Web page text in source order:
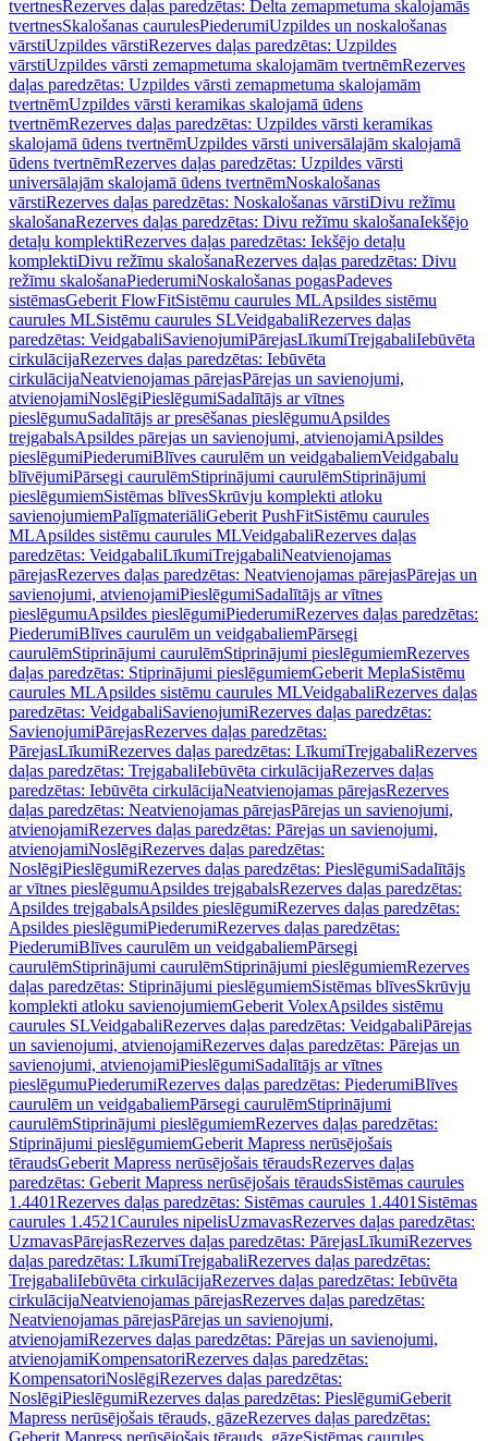
tvertnesRezerves daļas paredzētas: Delta zemapmetuma skalojamās
tvertnesSkalošanas caurulesPiederumiUzpildes un noskalošanas
vārstiUzpildes vārstiRezerves daļas paredzētas: Uzpildes
vārstiUzpildes vārsti zemapmetuma skalojamām tvertnēmRezerves
daļas paredzētas: Uzpildes vārsti zemapmetuma skalojamām
tvertnēmUzpildes vārsti keramikas skalojamā ūdens
tvertnēmRezerves daļas paredzētas: Uzpildes vārsti keramikas
skalojamā ūdens tvertnēmUzpildes vārsti universālajām skalojamā
ūdens tvertnēmRezerves daļas paredzētas: Uzpildes vārsti
universālajām skalojamā ūdens tvertnēmNoskalošanas
vārstiRezerves daļas paredzētas: Noskalošanas vārstiDivu režīmu
skalošanaRezerves daļas paredzētas: Divu režīmu skalošanaIekšējo
detaļu komplektiRezerves daļas paredzētas: Iekšējo detaļu
komplektiDivu režīmu skalošanaRezerves daļas paredzētas: Divu
režīmu skalošanaPiederumiNoskalošanas pogasPadeves
sistēmasGeberit FlowFitSistēmu caurules MLApsildes sistēmu
caurules MLSistēmu caurules SLVeidgabaliRezerves daļas
paredzētas: VeidgabaliSavienojumiPārejasLīkumiTrejgabaliIebūvēta
cirkulācijaRezerves daļas paredzētas: Iebūvēta
cirkulācijaNeatvienojamas pārejasPārejas un savienojumi,
atvienojamiNoslēgiPieslēgumiSadalītājs ar vītnes
pieslēgumuSadalītājs ar presēšanas pieslēgumuApsildes
trejgabalsApsildes pārejas un savienojumi, atvienojamiApsildes
pieslēgumiPiederumiBlīves caurulēm un veidgabaliemVeidgabalu
blīvējumiPārsegi caurulēmStiprinājumi caurulēmStiprinājumi
pieslēgumiemSistēmas blīvesSkrūvju komplekti atloku
savienojumiemPalīgmateriāliGeberit PushFitSistēmu caurules
MLApsildes sistēmu caurules MLVeidgabaliRezerves daļas
paredzētas: VeidgabaliLīkumiTrejgabaliNeatvienojamas
pārejasRezerves daļas paredzētas: Neatvienojamas pārejasPārejas un
savienojumi, atvienojamiPieslēgumiSadalītājs ar vītnes
pieslēgumuApsildes pieslēgumiPiederumiRezerves daļas paredzētas:
PiederumiBlīves caurulēm un veidgabaliemPārsegi
caurulēmStiprinājumi caurulēmStiprinājumi pieslēgumiemRezerves
daļas paredzētas: Stiprinājumi pieslēgumiemGeberit MeplaSistēmu
caurules MLApsildes sistēmu caurules MLVeidgabaliRezerves daļas
paredzētas: VeidgabaliSavienojumiRezerves daļas paredzētas:
SavienojumiPārejasRezerves daļas paredzētas:
PārejasLīkumiRezerves daļas paredzētas: LīkumiTrejgabaliRezerves
daļas paredzētas: TrejgabaliIebūvēta cirkulācijaRezerves daļas
paredzētas: Iebūvēta cirkulācijaNeatvienojamas pārejasRezerves
daļas paredzētas: Neatvienojamas pārejasPārejas un savienojumi,
atvienojamiRezerves daļas paredzētas: Pārejas un savienojumi,
atvienojamiNoslēgiRezerves daļas paredzētas:
NoslēgiPieslēgumiRezerves daļas paredzētas: PieslēgumiSadalītājs
ar vītnes pieslēgumuApsildes trejgabalsRezerves daļas paredzētas:
Apsildes trejgabalsApsildes pieslēgumiRezerves daļas paredzētas:
Apsildes pieslēgumiPiederumiRezerves daļas paredzētas:
PiederumiBlīves caurulēm un veidgabaliemPārsegi
caurulēmStiprinājumi caurulēmStiprinājumi pieslēgumiemRezerves
daļas paredzētas: Stiprinājumi pieslēgumiemSistēmas blīvesSkrūvju
komplekti atloku savienojumiemGeberit VolexApsildes sistēmu
caurules SLVeidgabaliRezerves daļas paredzētas: VeidgabaliPārejas
un savienojumi, atvienojamiRezerves daļas paredzētas: Pārejas un
savienojumi, atvienojamiPieslēgumiSadalītājs ar vītnes
pieslēgumuPiederumiRezerves daļas paredzētas: PiederumiBlīves
caurulēm un veidgabaliemPārsegi caurulēmStiprinājumi
caurulēmStiprinājumi pieslēgumiemRezerves daļas paredzētas:
Stiprinājumi pieslēgumiemGeberit Mapress nerūsējošais
tēraudsGeberit Mapress nerūsējošais tēraudsRezerves daļas
paredzētas: Geberit Mapress nerūsējošais tēraudsSistēmas caurules
1.4401Rezerves daļas paredzētas: Sistēmas caurules 1.4401 Sistēmas
caurules 1.4521Caurules nipelisUzmavasRezerves daļas paredzētas:
UzmavasPārejasRezerves daļas paredzētas: PārejasLīkumiRezerves
daļas paredzētas: LīkumiTrejgabaliRezerves daļas paredzētas:
TrejgabaliIebūvēta cirkulācijaRezerves daļas paredzētas: Iebūvēta
cirkulācijaNeatvienojamas pārejasRezerves daļas paredzētas:
Neatvienojamas pārejasPārejas un savienojumi,
atvienojamiRezerves daļas paredzētas: Pārejas un savienojumi,
atvienojamiKompensatoriRezerves daļas paredzētas:
KompensatoriNoslēgiRezerves daļas paredzētas:
NoslēgiPieslēgumiRezerves daļas paredzētas: PieslēgumiGeberit
Mapress nerūsējošais tērauds, gāzeRezerves daļas paredzētas:
Geberit Mapress nerūsējošais tērauds, gāzeSistēmas caurules